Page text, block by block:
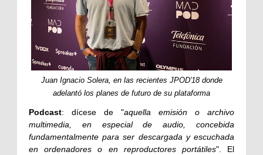
Juan Ignacio Solera, en las recientes JPOD'18 donde
adelantó los planes de futuro de su plataforma
Podcast: dícese de "aquella emisión o archivo
multimedia, en especial de audio, concebida
fundamentalmente para ser descargada y escuchada
en ordenadores o en reproductores portátiles". El